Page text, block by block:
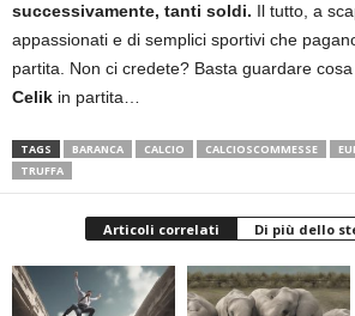
successivamente, tanti soldi. Il tutto, a
appassionati e di semplici sportivi che
partita. Non ci credete? Basta guardare
Celik in partita…
TAGS BARANCA CALCIO CALCIOSCOMMESSE
TRUFFA
Articoli correlati Di più dello